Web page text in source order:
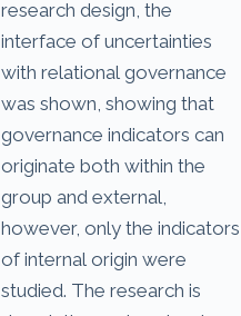
research design, the
interface of uncertainties
with relational governance
was shown, showing that
governance indicators can
originate both within the
group and external,
however, only the indicators
of internal origin were
studied. The research is